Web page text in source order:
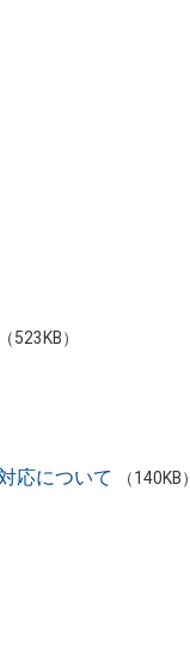
（523KB）
応について （140KB）